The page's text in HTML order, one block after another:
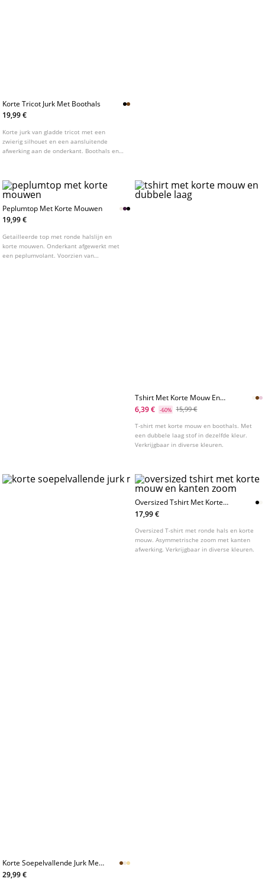
Korte Tricot Jurk Met Boothals
19,99 €
Korte jurk van gladde tricot met een
zwierig silhouet en een aansluitende
afwerking aan de onderkant. Boothals en
kleuren.
Peplumtop Met Korte Mouwen
19,99 €
Getailleerde top met ronde halslijn en
korte mouwen. Onderkant afgewerkt met
een peplumvolant. Voorzien van
Tshirt Met Korte Mouw En
Dubbele Laag
6,39 € -60% 15,99 €
T-shirt met korte mouw en boothals. Met
een dubbele laag stof in dezelfde kleur.
Verkrijgbaar in diverse kleuren.
Korte Soepelvallende Jurk Met
Strik Op De Rug
29,99 €
Oversized Tshirt Met Korte
Mouw En Kanten Zoom
17,99 €
Oversized T-shirt met ronde hals en korte
mouw. Asymmetrische zoom met kanten
afwerking. Verkrijgbaar in diverse kleuren.